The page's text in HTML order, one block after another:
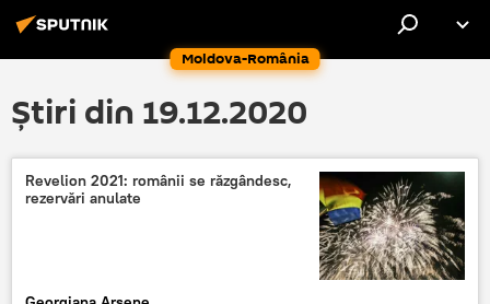
Moldova-România
Știri din 19.12.2020
Revelion 2021: românii se răzgândesc,
rezervări anulate